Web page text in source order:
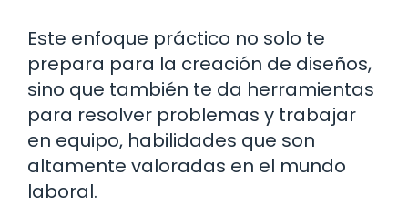
Este enfoque práctico no solo te
prepara para la creación de diseños,
sino que también te da herramientas
para resolver problemas y trabajar
en equipo, habilidades que son
altamente valoradas en el mundo
laboral.